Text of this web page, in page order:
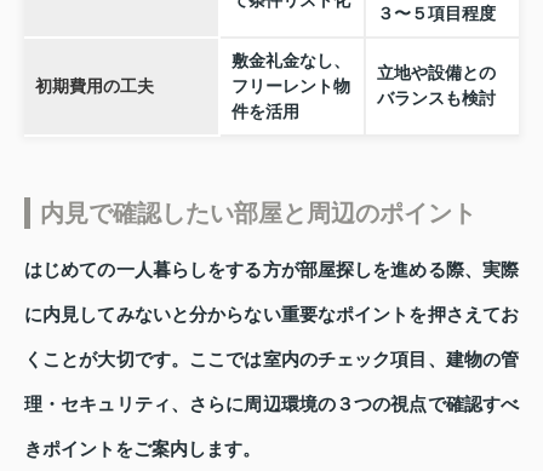
３〜５項目程度
初期費用の工夫
敷金礼金なし、
フリーレント物
件を活用
立地や設備との
バランスも検討
内見で確認したい部屋と周辺のポイント
はじめての一人暮らしをする方が部屋探しを進める際、実際
に内見してみないと分からない重要なポイントを押さえてお
くことが大切です。ここでは室内のチェック項目、建物の管
理・セキュリティ、さらに周辺環境の３つの視点で確認すべ
きポイントをご案内します。